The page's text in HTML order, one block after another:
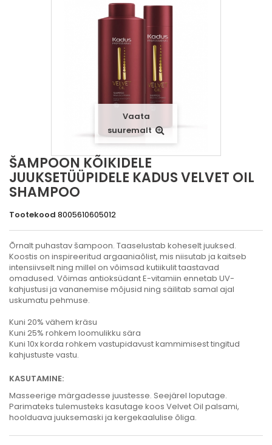
Vaata
suuremalt
ŠAMPOON KÕIKIDELE
JUUKSETÜÜPIDELE KADUS VELVET OIL
SHAMPOO
Tootekood 8005610605012
Õrnalt puhastav šampoon. Taaselustab koheselt juuksed.
Koostis on inspireeritud argaaniaõlist, mis niisutab ja kaitseb
intensiivselt ning millel on võimsad kutiikulit taastavad
omadused. Võimas antioksüdant E-vitamiin ennetab UV-
kahjustusi ja vananemise mõjusid ning säilitab samal ajal
uskumatu pehmuse.
Kuni 20% vähem kräsu
Kuni 25% rohkem loomulikku sära
Kuni 10x korda rohkem vastupidavust kammimisest tingitud
kahjustuste vastu.
KASUTAMINE:
Masseerige märgadesse juustesse. Seejärel loputage.
Parimateks tulemusteks kasutage koos Velvet Oil palsami,
hoolduava juuksemaski ja kergekaalulise õliga.